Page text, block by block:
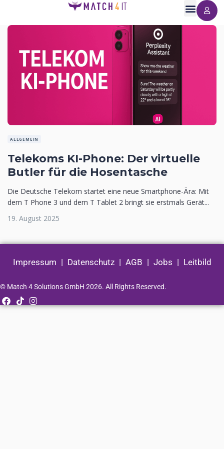
ALLGEMEIN
Telekoms KI-Phone: Der virtuelle
Butler für die Hosentasche
Die Deutsche Telekom startet eine neue Smartphone-Ära: Mit
dem T Phone 3 und dem T Tablet 2 bringt sie erstmals Gerät...
19. August 2025
Impressum | Datenschutz| AGB | Jobs | Leitbild
© Match 4 Solutions GmbH 2026. All Rights Reserved.